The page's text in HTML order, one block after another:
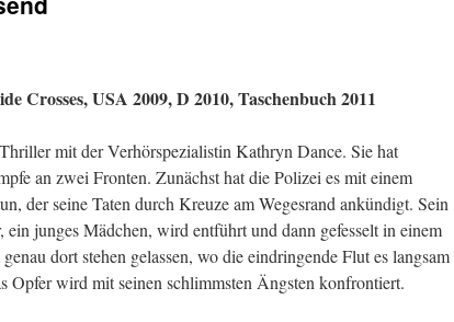
Crosses, USA 2009, D 2010, Taschenbuch 2011
mit der Verhörspezialistin Kathryn Dance. Sie hat
an zwei Fronten. Zunächst hat die Polizei es mit einem
der seine Taten durch Kreuze am Wegesrand ankündigt. Sein
ein junges Mädchen, wird entführt und dann gefesselt in einem
dort stehen gelassen, wo die eindringende Flut es langsam
Opfer wird mit seinen schlimmsten Ängsten konfrontiert.